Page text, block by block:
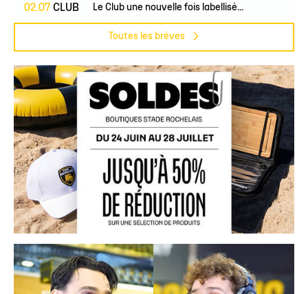
02.07 CLUB Le Club une nouvelle fois labellisé...
Toutes les brèves